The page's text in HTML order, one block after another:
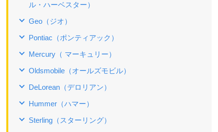
ル・ハーベスター）
Geo（ジオ）
Pontiac（ポンティアック）
Mercury（ マーキュリー）
Oldsmobile（オールズモビル）
DeLorean（デロリアン）
Hummer（ハマー）
Sterling（スターリング）